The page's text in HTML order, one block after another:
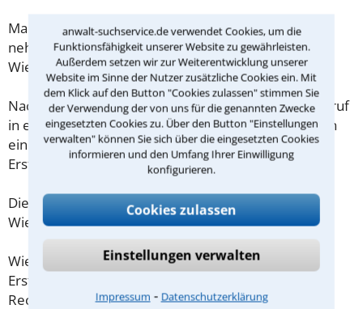
anwalt-suchservice.de verwendet Cookies, um die
Funktionsfähigkeit unserer Website zu gewährleisten.
Außerdem setzen wir zur Weiterentwicklung unserer
Website im Sinne der Nutzer zusätzliche Cookies ein. Mit
dem Klick auf den Button "Cookies zulassen" stimmen Sie
der Verwendung der von uns für die genannten Zwecke
eingesetzten Cookies zu. Über den Button "Einstellungen
verwalten" können Sie sich über die eingesetzten Cookies
informieren und den Umfang Ihrer Einwilligung
konfigurieren.
Cookies zulassen
Einstellungen verwalten
Impressum ⁃ Datenschutzerklärung
Machen Sie sich vorab schriftliche Notizen und
nehmen Sie diese zum Beratungsgespräch in
Wiesbaden mit.
Nachdem Sie über das Kontaktformular einen Rückruf
in einer Kanzlei angefordert haben, stellen wir Ihnen
eine Checkliste zur Verfügung, mit der Sie das
Erstgespräch ausreichend vorbereiten können.
Die Kosten eines Anwalts für Gütertrennung in
Wiesbaden sind oft geringer als gedacht!
Wieviel ein Rechtsanwalt in Wiesbaden für eine
Erstberatung verlangen darf, ist in §34 des
Rechtsanwaltsvergütungsgesetz (RVG) geregelt. Die